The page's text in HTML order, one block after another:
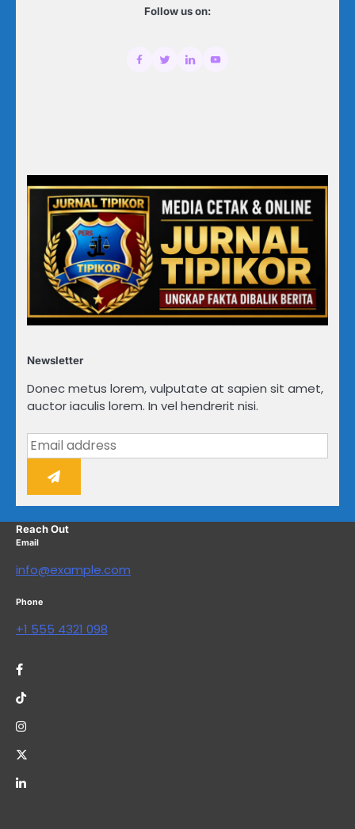
Follow us on:
Newsletter
Donec metus lorem, vulputate at sapien sit amet,
auctor iaculis lorem. In vel hendrerit nisi.
Reach Out
Email
info@example.com
Phone
+1 555 4321 098